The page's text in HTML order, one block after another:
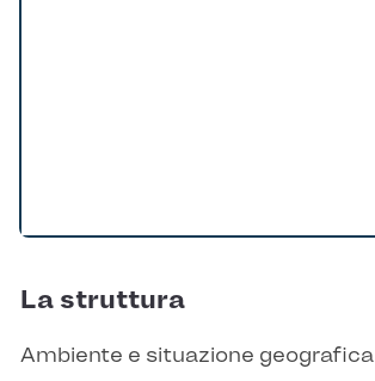
La struttura
Ambiente e situazione geografica